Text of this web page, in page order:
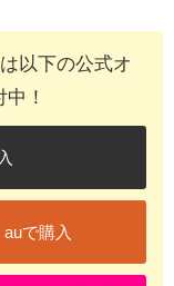
以下の公式オ
！
auで購入